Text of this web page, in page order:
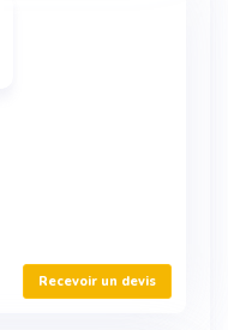
Recevoir un devis